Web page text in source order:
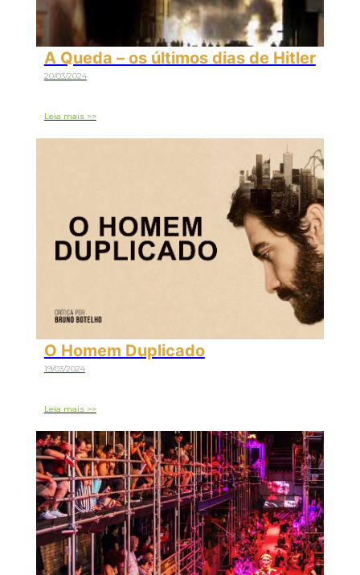
A Queda – os últimos dias de Hitler
20/03/2024
Leia mais >>
O Homem Duplicado
19/03/2024
Leia mais >>